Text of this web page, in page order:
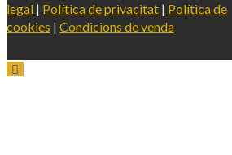
legal | Política de privacitat | Política de
cookies | Condicions de venda